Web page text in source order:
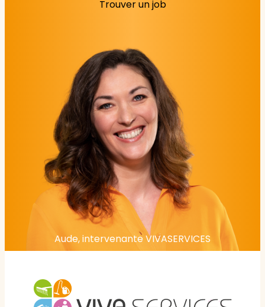
Trouver un job
Aude, intervenante VIVASERVICES